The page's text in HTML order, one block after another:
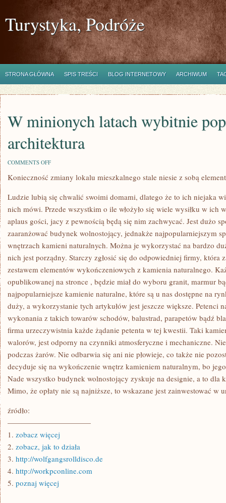
Turystyka, Podróże
STRONA GŁÓWNA SPIS TREŚCI BLOG INTERNETOWY ARCHIWUM
W minionych latach wybitnie
architektura
COMMENTS OFFON
MINIONYCH
LATACH
POPULARNE
STAŁA
ARCHITEKTURA
Konieczność zmiany lokalu mieszkalnego stale niesie z sobą
Ludzie lubią się chwalić swoimi domami, dlatego że to ich niejaka
nich mówi. Przede wszystkim o ile włożyło się wiele wysiłku w ich
aplaus gości, jacy z pewnością będą się nim zachwycać. Jest dużo
zaaranżować budynek wolnostojący, jednakże najpopularniejszym
wnętrzach kamieni naturalnych. Można je wykorzystać na bardzo
nich jest porządny. Starczy zgłosić się do odpowiedniej firmy, która
zestawem elementów wykończeniowych z kamienia naturalnego.
opublikowanej na stronce , będzie miał do wyboru granit, marmur
najpopularniejsze kamienie naturalne, które są u nas dostępne na
duży, a wykorzystanie tych artykułów jest jeszcze większe. Petenci
wykonania z takich towarów schodów, balustrad, parapetów bądź
firma urzeczywistnia każde żądanie petenta w tej kwestii. Taki
walorów, jest odporny na czynniki atmosferyczne i mechaniczne.
podczas żarów. Nie odbarwia się ani nie płowieje, co także nie
decyduje się na wykończenie wnętrz kamieniem naturalnym, bo
Nade wszystko budynek wolnostojący zyskuje na designie, a to dla
Mimo, że opłaty nie są najniższe, to wskazane jest zainwestować w
źródło:
———————————
1. zobacz więcej
2. zobacz, jak to działa
3. http://wolfgangsrolldisco.de
4. http://workpconline.com
5. poznaj więcej